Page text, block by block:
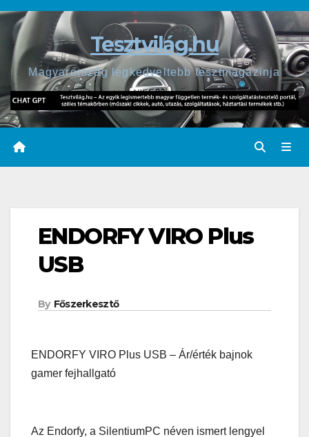
Skip
content
Tesztvilág.hu
Magyarország legkedveltebb tesztmagazinja
ENDORFY VIRO Plus
USB
By Főszerkesztő
ENDORFY VIRO Plus USB – Ár/érték bajnok
gamer fejhallgató
Az Endorfy, a SilentiumPC néven ismert lengyel